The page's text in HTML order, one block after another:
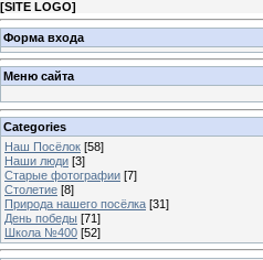
[SITE LOGO]
Форма входа
Меню сайта
Categories
Наш Посёлок [58]
Наши люди [3]
Старые фотографии [7]
Столетие [8]
Природа нашего посёлка [31]
День победы [71]
Школа №400 [52]